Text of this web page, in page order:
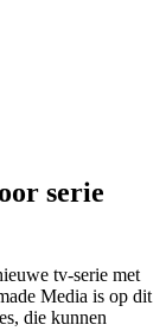
serie
tv-serie met
Media is op dit
die kunnen